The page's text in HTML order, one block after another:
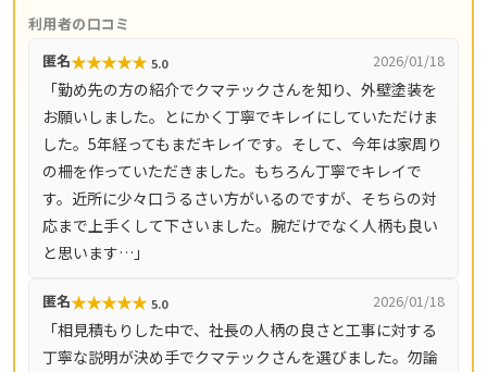
束されているのが大きな特徴です。現地調査・ご相談・お
見積もりはすべて無料（営業時間9時〜19時・土日祝も対
応）。本社のある蓮田市を中心に、さいたま市（岩槻区・
見沼区・北区・大宮区・浦和区）・白岡市・久喜市・加須
市・上尾市・桶川市・北本市・春日部市・伊奈町など埼玉
県の広いエリアをカバーしています。
利用者の口コミ
匿名★★★★★ 5.0 2026/01/18
「勤め先の方の紹介でクマテックさんを知り、外壁塗装を
お願いしました。とにかく丁寧でキレイにしていただけま
した。5年経ってもまだキレイです。そして、今年は家周り
の柵を作っていただきました。もちろん丁寧でキレイで
す。近所に少々口うるさい方がいるのですが、そちらの対
応まで上手くして下さいました。腕だけでなく人柄も良い
と思います…」
匿名★★★★★ 5.0 2026/01/18
「相見積もりした中で、社長の人柄の良さと工事に対する
丁寧な説明が決め手でクマテックさんを選びました。勿論